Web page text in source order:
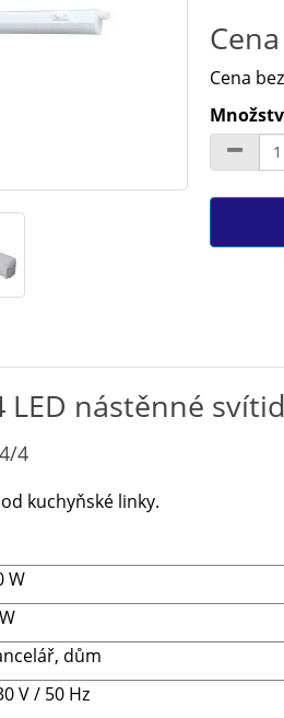
Cena
LED nástěnné
4
kuchyňské linky.
W
dům
V / 50 Hz